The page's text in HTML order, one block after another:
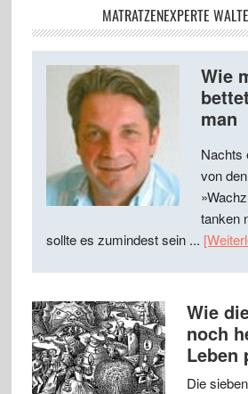
MATRATZENEXPERTE
Wie
man
Nachts
von
tanken
sollte es zumindest sein ...
Wie
noch
Leben
Die